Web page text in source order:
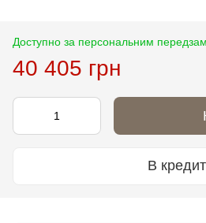
Доступно за персональним
40 405 грн
В кредит